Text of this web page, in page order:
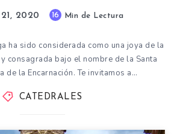
2020 16 Min de Lectura
ha sido considerada como una joya de la
consagrada bajo el nombre de la Santa
de la Encarnación. Te invitamos a…
CATEDRALES